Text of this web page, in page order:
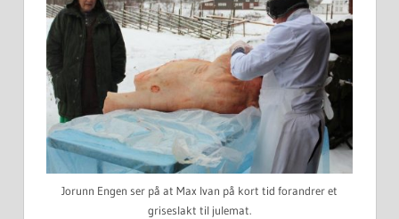
Jorunn Engen ser på at Max Ivan på kort tid forandrer et
griseslakt til julemat.